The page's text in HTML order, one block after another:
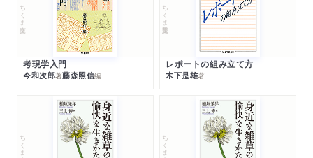
ちくま文庫
考現学入門
今和次郎著藤森照信編
ちくま学芸文庫
レポートの組み立て方
木下是雄著
ちくま文庫 ちくま文庫